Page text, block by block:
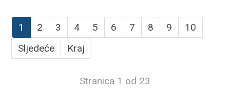
1 2 3 4 5 6 7 8 9
10
Sljedeće
Kraj
Stranica 1 od 23